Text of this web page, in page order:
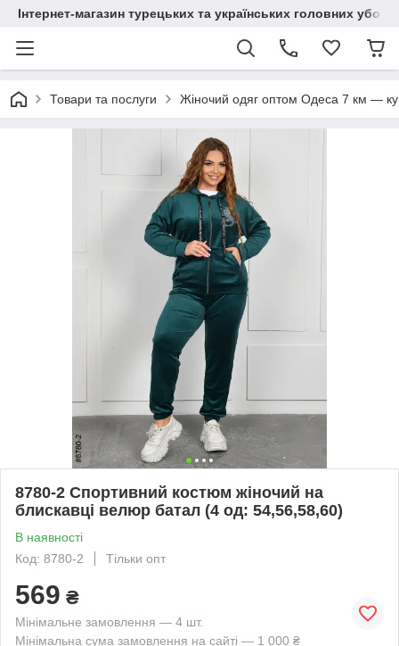
Інтернет-магазин турецьких та українських головних
Товари та послуги Жіночий одяг оптом Одеса 7 км —
8780-2 Спортивний костюм жіночий на
блискавці велюр батал (4 од: 54,56,58,60)
В наявності
Код: 8780-2
Тільки опт
569 ₴
Мінімальне замовлення — 4 шт.
Мінімальна сума замовлення на сайті — 1 000 ₴